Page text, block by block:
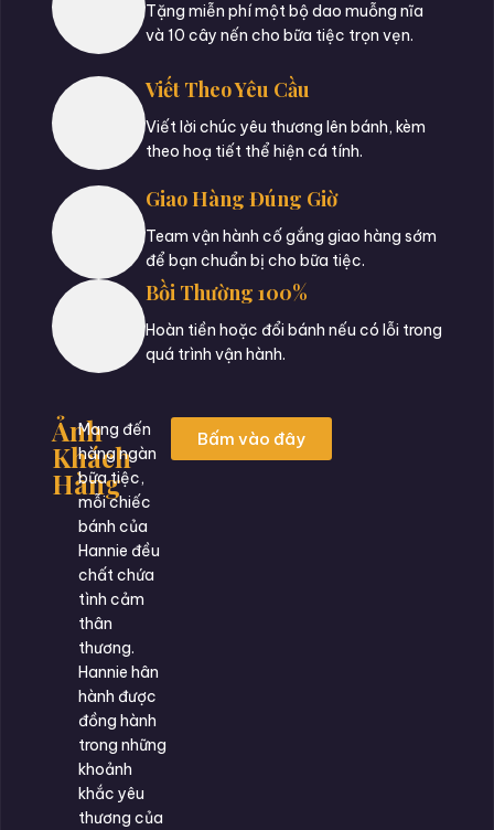
Tặng miễn phí một bộ dao muỗng nĩa
và 10 cây nến cho bữa tiệc trọn vẹn.
Viết Theo Yêu Cầu
Viết lời chúc yêu thương lên bánh, kèm
theo hoạ tiết thể hiện cá tính.
Giao Hàng Đúng Giờ
Team vận hành cố gắng giao hàng sớm
để bạn chuẩn bị cho bữa tiệc.
Bồi Thường 100%
Hoàn tiền hoặc đổi bánh nếu có lỗi trong
quá trình vận hành.
Ảnh
Khách
Hàng
Mang đến
hàng ngàn
bữa tiệc,
mỗi chiếc
bánh của
Hannie đều
chất chứa
tình cảm
thân
thương.
Hannie hân
hành được
đồng hành
trong những
khoảnh
khắc yêu
thương của
Bấm vào đây